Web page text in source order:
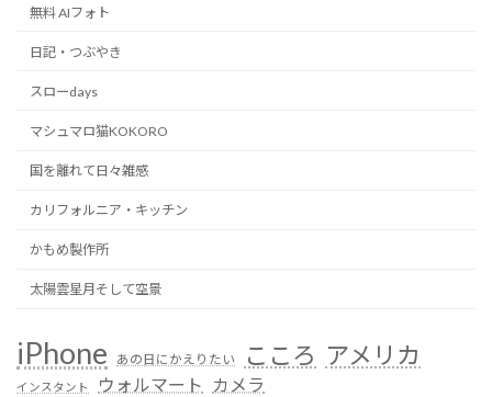
無料 AIフォト
日記・つぶやき
スローdays
マシュマロ猫KOKORO
国を離れて日々雑感
カリフォルニア・キッチン
かもめ製作所
太陽雲星月そして空景
iPhone あの日にかえりたい こころ アメリカ
インスタント ウォルマート カメラ